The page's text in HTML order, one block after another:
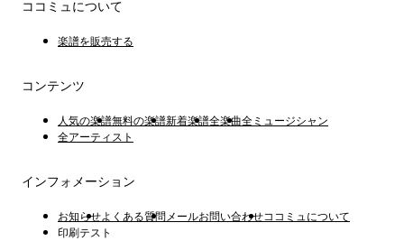
[CN]
Maximum the Hormone專輯《ロッキンポ殺し（Rokkinpo
譜。
附TAB譜（適用於四弦貝斯／標準調弦：E、A、D、G）
每個段落開頭皆標示歌詞，方便確認演奏位置。
不使用反覆記號，方便演奏時閱讀。
ココミュについて
楽譜を販売する
コンテンツ
人気の楽譜無料の楽譜新着楽譜全楽曲全ミュージシャン
全アーティスト
インフォメーション
お知らせよくある質問 メールお問い合わせココミュについて
印刷テスト